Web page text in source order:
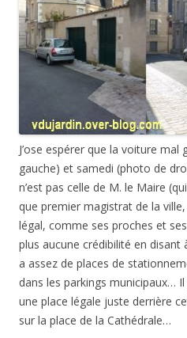
J’ose espérer que la voiture
gauche) et samedi (photo de
n’est pas celle de M. le Maire
que premier magistrat de la
légal, comme ses proches et
plus aucune crédibilité en disant
a assez de places de
dans les parkings municipaux… Il
une place légale juste derrière
sur la place de la Cathédrale…